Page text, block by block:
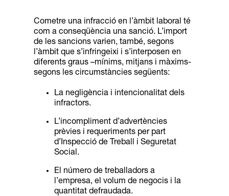
Cometre una infracció en l’àmbit laboral té
com a conseqüència una sanció. L’import
de lessancions varien, també, segons
l’àmbit que s’infringeixi i s’interposen en
diferents graus –mínims, mitjans i màxims-
segons les circumstàncies següents:
La negligència i intencionalitat dels
infractors.
L’incompliment d’advertències
prèvies i requeriments per part
d’Inspecció de Treball i Seguretat
Social.
El número de treballadors a
l’empresa, el volum de negocis i la
quantitat defraudada.